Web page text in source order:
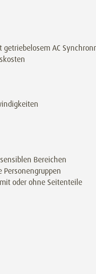
AC
Bereichen
oder ohne Seitenteile